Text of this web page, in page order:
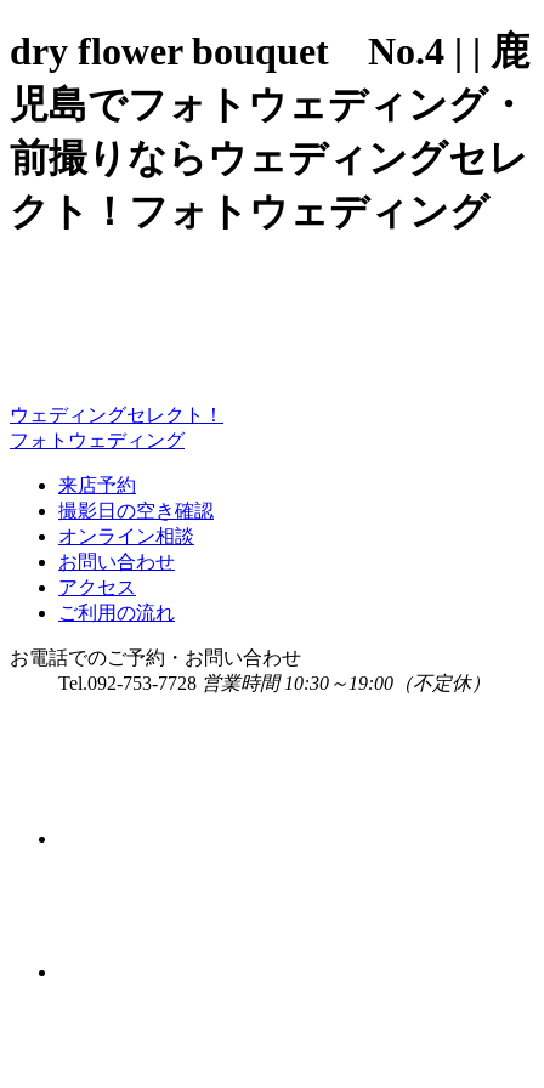
dry flower bouquet No.4 | | 鹿
児島でフォトウェディング・
前撮りならウェディングセレ
クト！フォトウェディング
ウェディングセレクト！
フォトウェディング
来店予約
撮影日の空き確認
オンライン相談
お問い合わせ
アクセス
ご利用の流れ
お電話でのご予約・お問い合わせ
Tel.092-753-7728 営業時間 10:30～19:00（不定休）